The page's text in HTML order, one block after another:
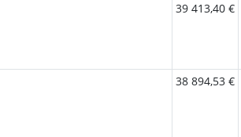
39 413,40 €
38 894,53 €